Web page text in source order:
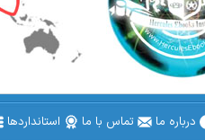
درباره ما تماس با ما استانداردها